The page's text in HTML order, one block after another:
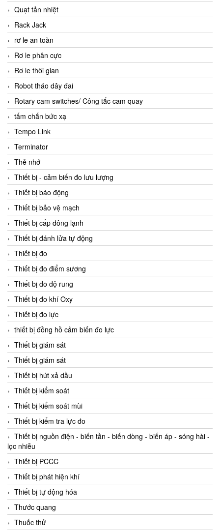
Quạt tản nhiệt
Rack Jack
rơ le an toàn
Rơ le phân cực
Rơ le thời gian
Robot tháo dây đai
Rotary cam switches/ Công tắc cam quay
tấm chắn bức xạ
Tempo Link
Terminator
Thẻ nhớ
Thiết bị - cảm biến đo lưu lượng
Thiết bị báo động
Thiết bị bảo vệ mạch
Thiết bị cấp đông lạnh
Thiết bị đánh lửa tự động
Thiết bị đo
Thiết bị đo điểm sương
Thiết bị đo dộ rung
Thiết bị đo khí Oxy
Thiết bị đo lực
thiết bị đồng hồ cảm biến đo lực
Thiết bị giám sát
Thiết bị giám sát
Thiết bị hút xả dầu
Thiết bị kiểm soát
Thiết bị kiểm soát mùi
Thiết bị kiểm tra lực đo
Thiết bị nguồn điện - biến tần - biến dòng - biến áp - sóng hài -
lọc nhiễu
Thiết bị PCCC
Thiết bị phát hiện khí
Thiết bị tự động hóa
Thước quang
Thuốc thử